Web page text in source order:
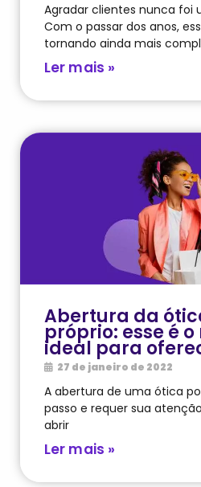
Agradar clientes nunca foi
Com o passar dos anos,
tornando ainda mais
Ler mais »
Abertura da
próprio: esse é
ideal para
27 de janeiro de 2022
A abertura de uma ótica
passo e requer sua
abrir
Ler mais »